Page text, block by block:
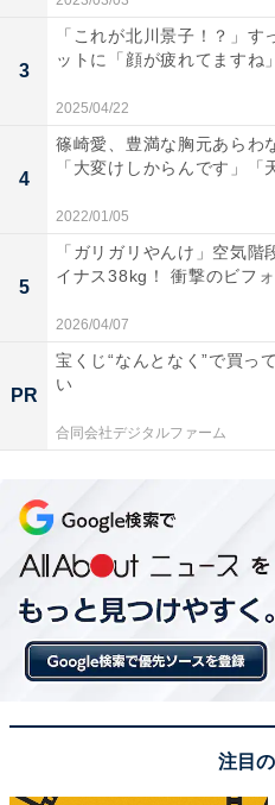
3
「これが北川景子！？」す
ットに「顔が疲れてますね
2025/04/22
4
篠崎愛、豊満な胸元あらわ
「大変けしからんです」
2022/01/05
5
「ガリガリやんけ」空気階
イナス38kg！ 衝撃のビフ
2026/04/07
PR
宝くじ“なんとなく”で買っ
い
合同会社デジタルファーム
注目